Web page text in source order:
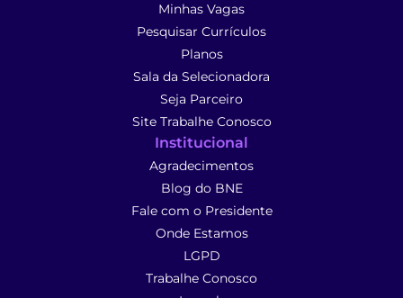
Minhas Vagas
Pesquisar Currículos
Planos
Sala da Selecionadora
Seja Parceiro
Site Trabalhe Conosco
Institucional
Agradecimentos
Blog do BNE
Fale com o Presidente
Onde Estamos
LGPD
Trabalhe Conosco